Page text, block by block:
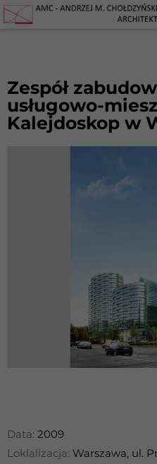
Zespół
usługowo-
Kalejdoskop w
Data: 2009
Loklalizacja: Warszawa, ul.